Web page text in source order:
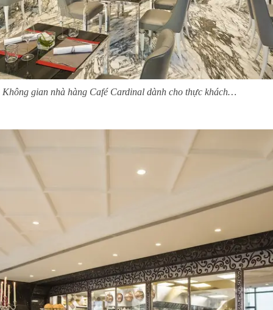
Không gian nhà hàng Café Cardinal dành cho thực khách…